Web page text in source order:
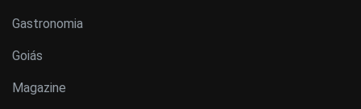
Gastronomia
Goiás
Magazine